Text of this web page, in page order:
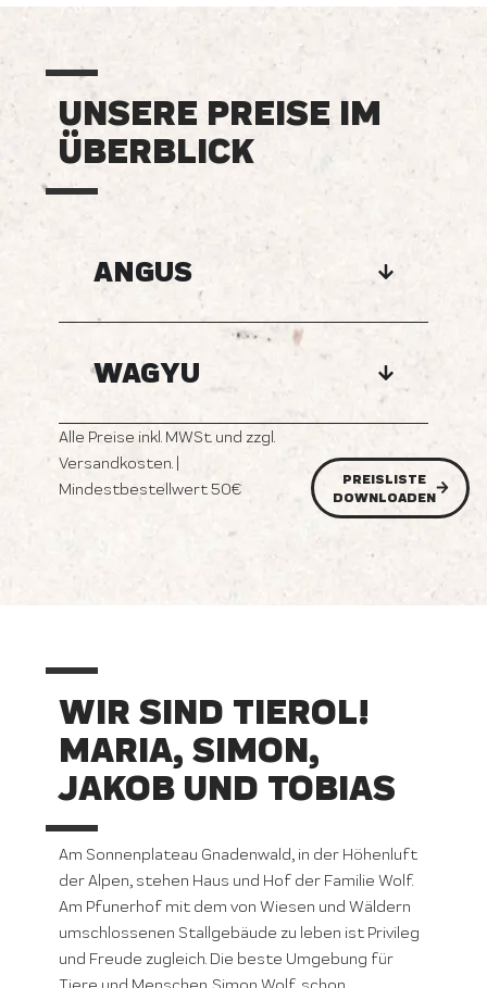
UNSERE PREISE IM
ÜBERBLICK
ANGUS
WAGYU
Alle Preise inkl. MWSt. und zzgl.
Versandkosten. |
Mindestbestellwert 50€
PREISLISTE
DOWNLOADEN
WIR SIND TIEROL!
MARIA, SIMON,
JAKOB UND TOBIAS
Am Sonnenplateau Gnadenwald, in der Höhenluft
der Alpen, stehen Haus und Hof der Familie Wolf.
Am Pfunerhof mit dem von Wiesen und Wäldern
umschlossenen Stallgebäude zu leben ist Privileg
und Freude zugleich. Die beste Umgebung für